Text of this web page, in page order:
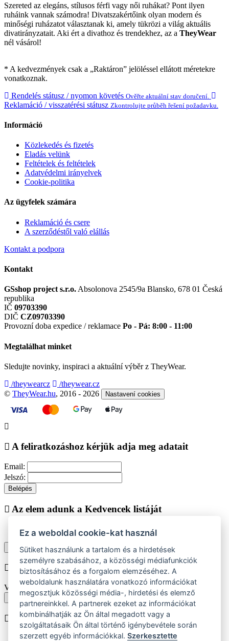
Szereted az elegáns, stílusos férfi vagy női ruhákat? Pont ilyen
ruháink vannak számodra! Divatszakértőink olyan modern és
minőségi ruházatot választanak ki, amely tükrözi a világ aktuális
divatirányzatait. Aki ért a divathoz és trendekhez, az a TheyWear
nél vásárol!
* A kedvezmények csak a „Raktáron” jelöléssel ellátott méretekre
vonatkoznak.
Rendelés státusz / nyomon követés Ověřte aktuální stav doručení.
Reklamáció / visszatérési státusz Zkontrolujte průběh řešení požadavku.
Információ
Közlekedés és fizetés
Eladás velünk
Feltételek és feltételek
Adatvédelmi irányelvek
Cookie-politika
Az ügyfelek számára
Reklamáció és csere
A szerződéstől való elállás
Kontakt a podpora
Kontakt
GSshop project s.r.o. Absolonova 2545/9a Blansko, 678 01 Česká
republika
IČ 09703390
DIČ CZ09703390
Provozní doba expedice / reklamace Po - Pá: 8:00 - 11:00
Megtalálhat minket
Sledujte novinky, inspiraci a aktuální výběr z TheyWear.
/theywearcz
/theywear.cz
© TheyWear.hu, 2016 - 2026 Nastavení cookies
A feliratkozáshoz kérjük adja meg adatait
Email:
Jelszó:
Belépés
Az elem adunk a Kedvencek listáját
Vásárlás folytatása Megjelenítése kedvencek listájához
Chyba při vkládání do košíku
Vyberte prosím velikost produktu
Vissza a méretekhez
A terméket beiktatjuk helyezése
Ez a weboldal cookie-kat használ
Sütiket használunk a tartalom és a hirdetések
személyre szabásához, a közösségi médiafunkciók
biztosításához és a forgalom elemzéséhez. A
weboldalunk használatára vonatkozó információkat
megosztjuk közösségi média-, hirdetési és elemző
partnereinkkel. A partnerek ezeket az információkat
kombinálhatják az Ön által megadott vagy a
szolgáltatásaik Ön által történő igénybevétele során
szerzett egyéb információkkal.Szerkesztette